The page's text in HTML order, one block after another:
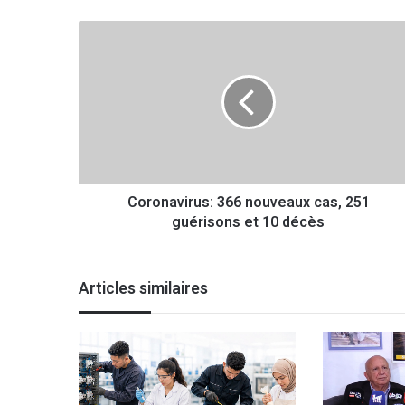
r
6
n
u
v
e
Coronavirus: 366 nouveaux cas, 251
guérisons et 10 décès
Articles similaires